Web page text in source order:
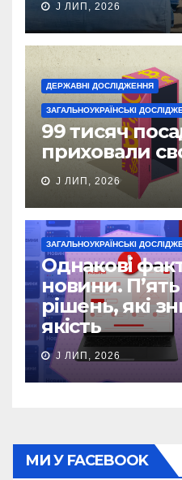
J ЛИП, 2026
ДЕРЖАВНІ ДОСЛІДЖЕННЯ
ЗАГАЛЬНОУКРАЇНСЬКІ
99 тисяч
приховали
J ЛИП, 2026
ЗАГАЛЬНОУКРАЇНСЬКІ
Однакові
новини.
рішень, які
якість
J ЛИП, 2026
МИ У FACEBOOK